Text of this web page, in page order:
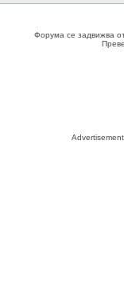
Форума се задвижва